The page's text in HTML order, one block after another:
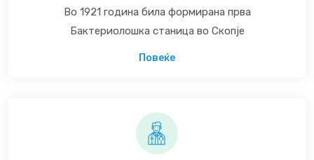
Во 1921 година била формирана прва
Бактериолошка станица во Скопје
Повеќе